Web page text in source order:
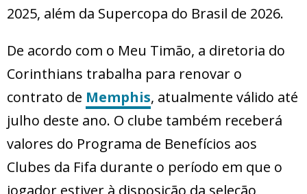
2025, além da Supercopa do Brasil de 2026.
De acordo com o Meu Timão, a diretoria do
Corinthians trabalha para renovar o
contrato de Memphis, atualmente válido até
julho deste ano. O clube também receberá
valores do Programa de Benefícios aos
Clubes da Fifa durante o período em que o
jogador estiver à disposição da seleção